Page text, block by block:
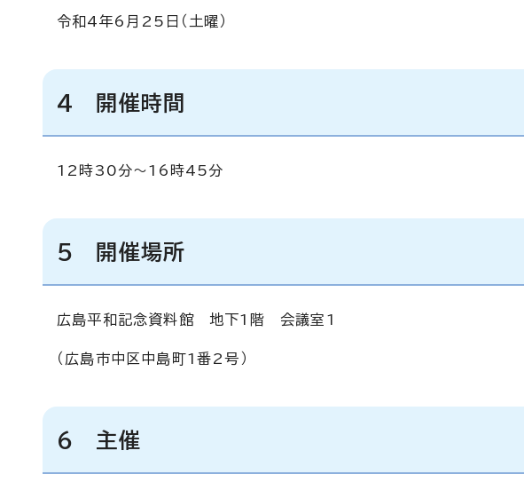
令和4年6月25日（土曜）
4 開催時間
12時30分～16時45分
5 開催場所
広島平和記念資料館 地下1階 会議室1
（広島市中区中島町1番2号）
6 主催